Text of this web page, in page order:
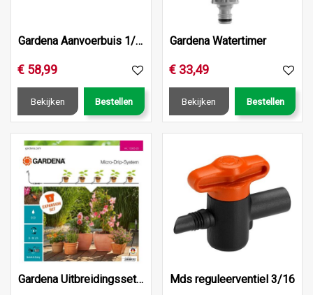
Gardena Aanvoerbuis 1/2 inch 50m
€ 58,99
Bekijken Bestellen
Gardena Watertimer
€ 33,49
Bekijken Bestellen
Gardena Uitbreidingsset terras/balkon Mds reguleerventiel 3/16